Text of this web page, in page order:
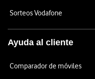
Sorteos Vodafone
Ayuda al cliente
Comparador de móviles